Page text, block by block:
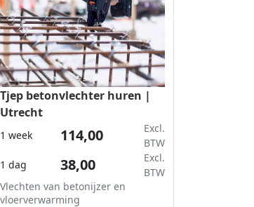
Tjep betonvlechter huren |
Utrecht
1 dag 38,00
Excl.
BTW
1 week 114,00
Excl.
BTW
Vlechten van betonijzer en
vloerverwarming